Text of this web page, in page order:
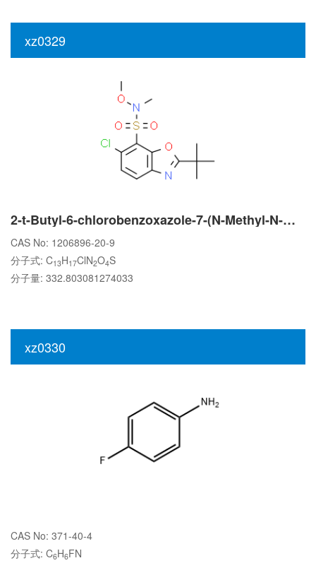
xz0329
2-t-Butyl-6-chlorobenzoxazole-7-(N-Methyl-N-Methoxy)sulfonaMide
CAS No: 1206896-20-9
分子式: C13H17ClN2O4S
分子量: 332.803081274033
xz0330
CAS No: 371-40-4
分子式: C6H6FN